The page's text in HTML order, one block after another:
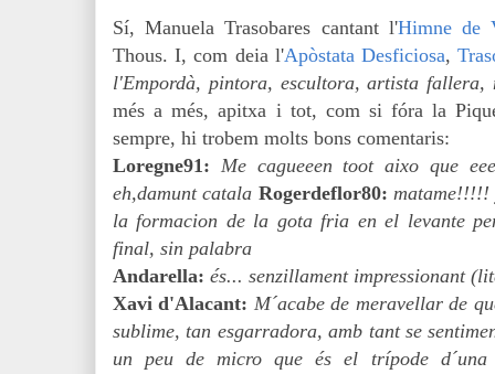
Sí, Manuela Trasobares cantant l'Himne de
Thous. I, com deia l'Apòstata Desficiosa,
l'Empordà, pintora, escultora, artista fallera,
més a més, apitxa i tot, com si fóra la
sempre, hi trobem molts bons comentaris:
Loregne91: Me cagueeen toot aixo que
eh,damunt catala Rogerdeflor80:matame!!!!!
la formacion de la gota fria en el levante
final, sin palabra
Andarella: és... senzillament impressionant
Xavi d'Alacant: M´acabe de meravellar de
sublime, tan esgarradora, amb tant se
un peu de micro que és el trípode